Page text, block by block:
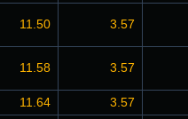
11.50 3.57
11.58 3.57
11.64 3.57